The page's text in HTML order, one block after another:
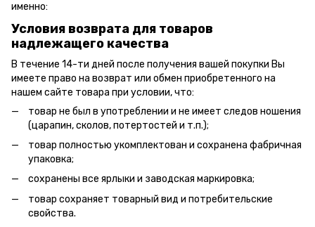
именно:
Условия возврата для товаров
надлежащего качества
В течение 14-ти дней после получения вашей покупки Вы
имеете право на возврат или обмен приобретенного на
нашем сайте товара при условии, что:
товар не был в употреблении и не имеет следов ношения
(царапин, сколов, потертостей и т.п.);
товар полностью укомплектован и сохранена фабричная
упаковка;
сохранены все ярлыки и заводская маркировка;
товар сохраняет товарный вид и потребительские
свойства.